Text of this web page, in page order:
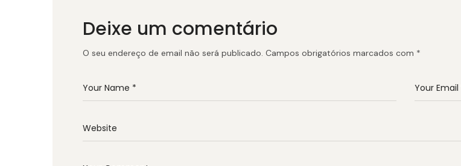
Deixe um comentário
O seu endereço de email não será publicado. Campos obrigatórios marcados com *